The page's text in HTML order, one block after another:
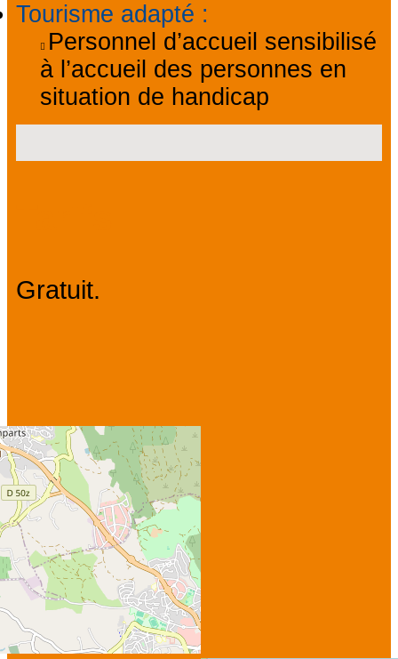
Tourisme adapté :
Personnel d’accueil sensibilisé
à l’accueil des personnes en
situation de handicap
Gratuit.